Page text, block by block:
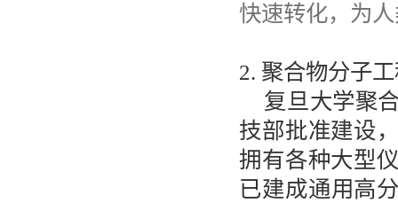
快速转化，为
2. 聚合物分子
复旦大学聚
技部批准建设
拥有各种大型
已建成通用高